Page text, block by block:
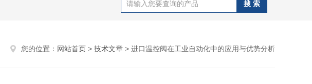
您的位置： 网站首页 > 技术文章 > 进口温控阀在工业自动化中的应用与优势分析